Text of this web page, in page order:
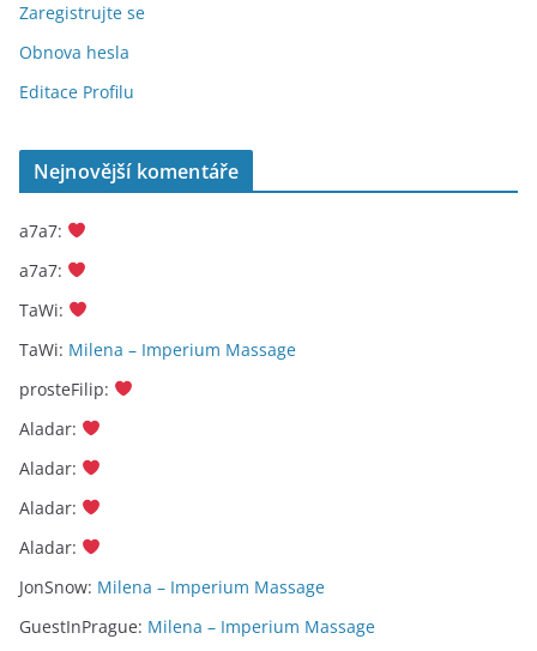
Zaregistrujte se
Obnova hesla
Editace Profilu
Nejnovější komentáře
a7a7:
a7a7:
TaWi:
TaWi: Milena – Imperium Massage
prosteFilip:
Aladar:
Aladar:
Aladar:
Aladar:
JonSnow: Milena – Imperium Massage
GuestInPrague: Milena – Imperium Massage